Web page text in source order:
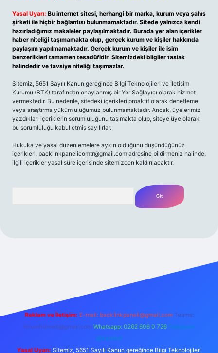
Yasal Uyarı: Bu internet sitesi, herhangi bir marka, kurum veya şahıs
şirketi ile hiçbir bağlantısı bulunmamaktadır. Sitede yalnızca kendi
hazırladığımız makaleler paylaşılmaktadır. Burada yer alan içerikler
haber niteliği taşımamakta olup, gerçek kurum ve kişiler hakkında
paylaşım yapılmamaktadır. Gerçek kurum ve kişiler ile isim
benzerlikleri tamamen tesadüfidir. Sitemizdeki bilgiler taslak
halindedir ve tavsiye niteliği taşımazlar.
Sitemiz, 5651 Sayılı Kanun gereğince Bilgi Teknolojileri ve İletişim
Kurumu (BTK) tarafından onaylanmış bir Yer Sağlayıcı olarak hizmet
vermektedir. Bu nedenle, sitedeki içerikleri proaktif olarak denetleme
veya araştırma yükümlülüğümüz bulunmamaktadır. Ancak, üyelerimiz
yazdıkları içeriklerin sorumluluğunu taşımakta olup, siteye üye olarak
bu sorumluluğu kabul etmiş sayılırlar.
Hukuka ve yasal düzenlemelere aykırı olduğunu düşündüğünüz
içerikleri, backlinkpanelicomtr@gmail.com adresine bildirmeniz halinde,
ilgili içerikler yasal süre içerisinde sitemizden kaldırılacaktır.
m elexbet
Reklam ve İletişim: E-mail: backlinkpaneli@gmail.com Teams:
forumhizmeti@gmail.com Whatsapp: 0262 606 0 726 Telegram:
@karabul
Yasal Uyarı: Sitemiz, 5651 Sayılı Kanun gereğince Bilgi Teknolojileri